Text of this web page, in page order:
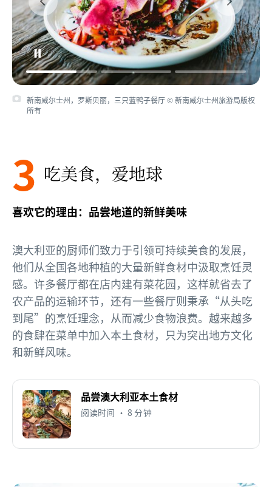
新南威尔士州，罗斯贝丽，三只蓝鸭子餐厅 © 新南威尔士州旅游局版权
所有
3 吃美食，爱地球
喜欢它的理由：品尝地道的新鲜美味
澳大利亚的厨师们致力于引领可持续美食的发展，
他们从全国各地种植的大量新鲜食材中汲取烹饪灵
感。许多餐厅都在店内建有菜花园，这样就省去了
农产品的运输环节，还有一些餐厅则秉承“从头吃
到尾”的烹饪理念，从而减少食物浪费。越来越多
的食肆在菜单中加入本土食材，只为突出地方文化
和新鲜风味。
品尝澳大利亚本土食材
阅读时间 • 8 分钟